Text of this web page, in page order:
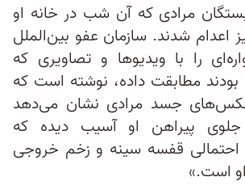
مرادی که آن شب در خانه او
اعدام شدند. سازمان عفو بین‌الملل
را با ویدیوها و تصاویری که
مطابقت داده، نوشته است که
عکس‌های جسد مرادی نشان می‌دهد
پیراهن او آسیب‌ دیده که
احتمالی قفسه سینه و زخم خروجی
است.»